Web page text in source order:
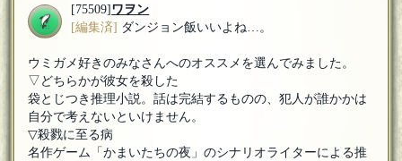
[75509]ワヲン
[編集済] ダンジョン飯いいよね…。
ウミガメ好きのみなさんへのオススメを選んでみました。
▽どちらかが彼女を殺した
袋とじつき推理小説。話は完結するものの、犯人が誰かかは
自分で考えないといけません。
▽殺戮に至る病
名作ゲーム「かまいたちの夜」のシナリオライターによる推